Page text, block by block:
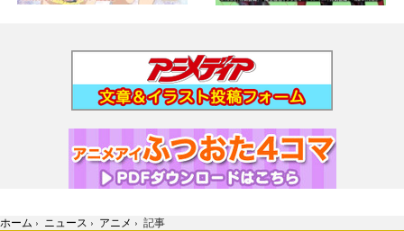
ホーム › ニュース › アニメ › 記事